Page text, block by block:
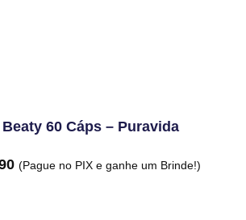
60 Cáps – Puravida
(Pague no PIX e ganhe um Brinde!)